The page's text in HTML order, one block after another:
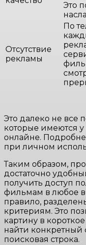
Это
Отсутствие
рекламы
По
Это далеко не все
которые имеются
онлайне.
при личном
Таким образом,
достаточно
получить доступ
фильмам в любое
правило,
критериям. Это
картину в
найти конкретный
поисковая строка.